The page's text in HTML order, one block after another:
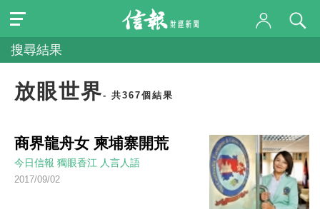
搜尋結果
放眼世界- 共367個結果
商界龍舟女 柬埔寨開荒
今日信報 獨眼香江 人言人語
2017/09/02